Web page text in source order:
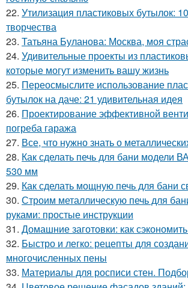
22. Утилизация пластиковых бутылок:
творчества
23. Татьяна Буланова: Москва, моя
24. Удивительные проекты из
которые могут изменить вашу жизнь
25. Переосмыслите использование
бутылок на даче: 21 удивительная идея
26. Проектирование эффективной
погреба гаража
27. Все, что нужно знать о
28. Как сделать печь для бани модели
530 мм
29. Как сделать мощную печь для бани
30. Строим металлическую печь для
руками: простые инструкции
31. Домашние заготовки: как
32. Быстро и легко: рецепты для
многочисленных пены
33. Материалы для росписи стен.